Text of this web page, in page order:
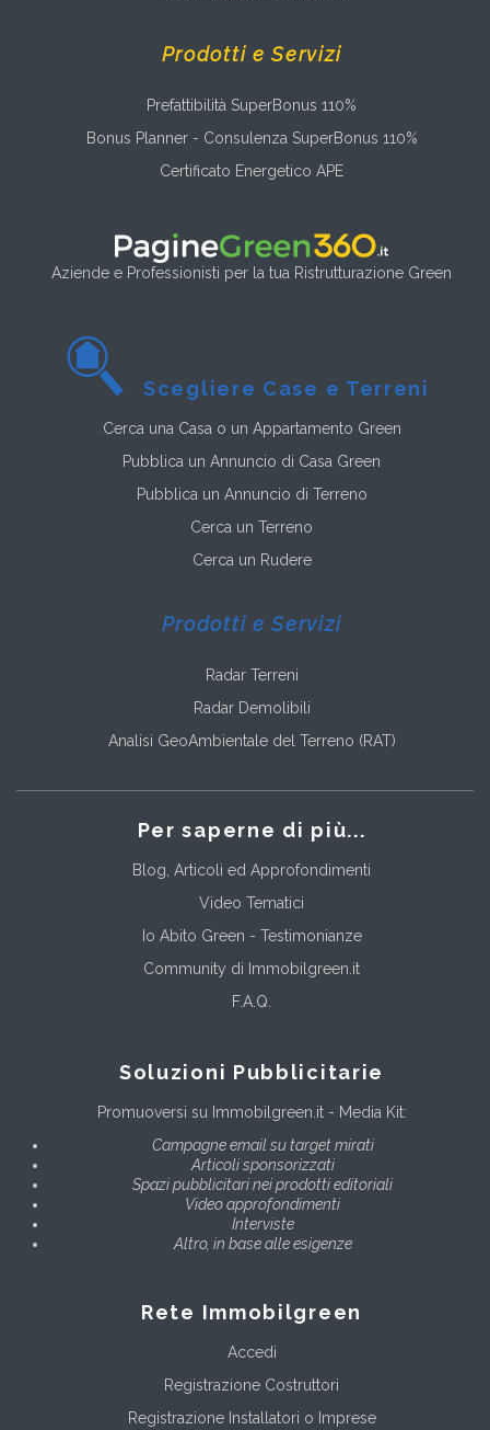
Prodotti e Servizi
Prefattibilità SuperBonus 110%
Bonus Planner - Consulenza SuperBonus 110%
Certificato Energetico APE
Aziende e Professionisti per la tua Ristrutturazione Green
Scegliere Case e Terreni
Cerca una Casa o un Appartamento Green
Pubblica un Annuncio di Casa Green
Pubblica un Annuncio di Terreno
Cerca un Terreno
Cerca un Rudere
Prodotti e Servizi
Radar Terreni
Radar Demolibili
Analisi GeoAmbientale del Terreno (RAT)
Per saperne di più...
Blog, Articoli ed Approfondimenti
Video Tematici
Io Abito Green - Testimonianze
Community di Immobilgreen.it
F.A.Q.
Soluzioni Pubblicitarie
Promuoversi su Immobilgreen.it - Media Kit:
Campagne email su target mirati
Articoli sponsorizzati
Spazi pubblicitari nei prodotti editoriali
Video approfondimenti
Interviste
Altro, in base alle esigenze
Rete Immobilgreen
Accedi
Registrazione Costruttori
Registrazione Installatori o Imprese